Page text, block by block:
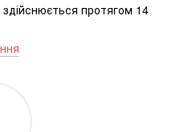
протягом 14